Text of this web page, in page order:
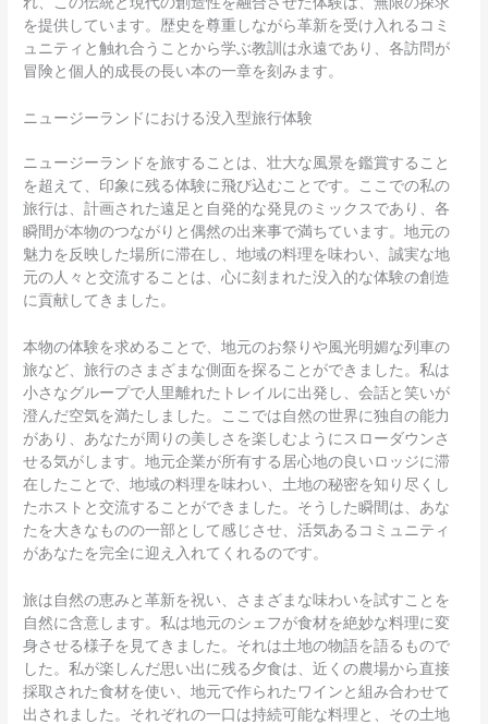
を提供しています。歴史を尊重しながら革新を受け入れるコミ
ュニティと触れ合うことから学ぶ教訓は永遠であり、各訪問が
冒険と個人的成長の長い本の一章を刻みます。
ニュージーランドにおける没入型旅行体験
ニュージーランドを旅することは、壮大な風景を鑑賞すること
を超えて、印象に残る体験に飛び込むことです。ここでの私の
旅行は、計画された遠足と自発的な発見のミックスであり、各
瞬間が本物のつながりと偶然の出来事で満ちています。地元の
魅力を反映した場所に滞在し、地域の料理を味わい、誠実な地
元の人々と交流することは、心に刻まれた没入的な体験の創造
に貢献してきました。
本物の体験を求めることで、地元のお祭りや風光明媚な列車の
旅など、旅行のさまざまな側面を探ることができました。私は
小さなグループで人里離れたトレイルに出発し、会話と笑いが
澄んだ空気を満たしました。ここでは自然の世界に独自の能力
があり、あなたが周りの美しさを楽しむようにスローダウンさ
せる気がします。地元企業が所有する居心地の良いロッジに滞
在したことで、地域の料理を味わい、土地の秘密を知り尽くし
たホストと交流することができました。そうした瞬間は、あな
たを大きなものの一部として感じさせ、活気あるコミュニティ
があなたを完全に迎え入れてくれるのです。
旅は自然の恵みと革新を祝い、さまざまな味わいを試すことを
自然に含意します。私は地元のシェフが食材を絶妙な料理に変
身させる様子を見てきました。それは土地の物語を語るもので
した。私が楽しんだ思い出に残る夕食は、近くの農場から直接
採取された食材を使い、地元で作られたワインと組み合わせて
出されました。それぞれの一口は持続可能な料理と、その土地